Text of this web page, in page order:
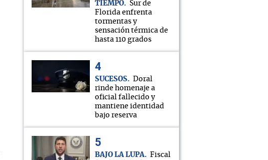
TIEMPO
Sur de
Florida enfrenta
tormentas y
sensación térmica de
hasta 110 grados
SUCESOS
Doral
rinde homenaje a
oficial fallecido y
mantiene identidad
bajo reserva
BAJO LA LUPA
Fiscal